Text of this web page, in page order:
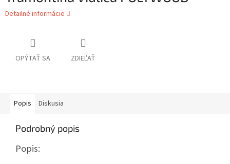
Detailné informácie
OPÝTAŤ SA ZDIEĽAŤ
Popis Diskusia
Podrobný popis
Popis: